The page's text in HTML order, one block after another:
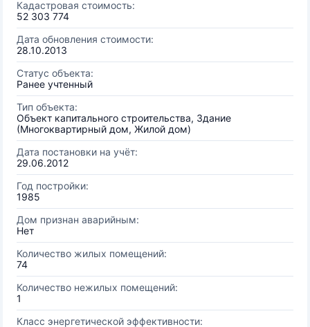
Кадастровая стоимость:
52 303 774
Дата обновления стоимости:
28.10.2013
Статус объекта:
Ранее учтенный
Тип объекта:
Объект капитального строительства, Здание
(Многоквартирный дом, Жилой дом)
Дата постановки на учёт:
29.06.2012
Год постройки:
1985
Дом признан аварийным:
Нет
Количество жилых помещений:
74
Количество нежилых помещений:
1
Класс энергетической эффективности: